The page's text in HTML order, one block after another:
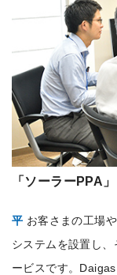
「ソーラーPPA
平 お客さまの工場
システムを設置し
ービスです。